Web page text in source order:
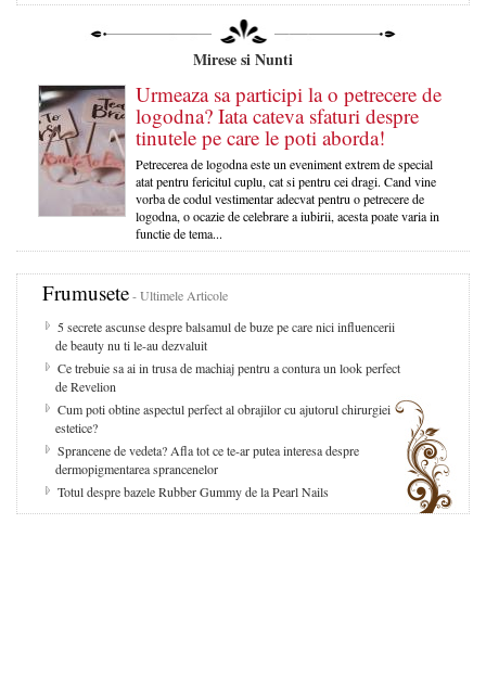
Mirese si Nunti
Urmeaza sa participi la o petrecere de
logodna? Iata cateva sfaturi despre
tinutele pe care le poti aborda!
Petrecerea de logodna este un eveniment extrem de special
atat pentru fericitul cuplu, cat si pentru cei dragi. Cand vine
vorba de codul vestimentar adecvat pentru o petrecere de
logodna, o ocazie de celebrare a iubirii, acesta poate varia in
functie de tema...
Frumusete- Ultimele Articole
5 secrete ascunse despre balsamul de buze pe care nici influencerii
de beauty nu ti le-au dezvaluit
Ce trebuie sa ai in trusa de machiaj pentru a contura un look perfect
de Revelion
Cum poti obtine aspectul perfect al obrajilor cu ajutorul chirurgiei
estetice?
Sprancene de vedeta? Afla tot ce te-ar putea interesa despre
dermopigmentarea sprancenelor
Totul despre bazele Rubber Gummy de la Pearl Nails